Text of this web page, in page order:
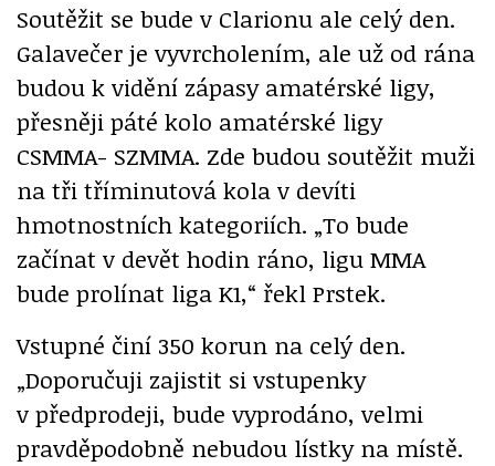
Soutěžit se bude v Clarionu ale celý den.
Galavečer je vyvrcholením, ale už od rána
budou k vidění zápasy amatérské ligy,
přesněji páté kolo amatérské ligy
CSMMA- SZMMA. Zde budou soutěžit muži
na tři tříminutová kola v devíti
hmotnostních kategoriích. „To bude
začínat v devět hodin ráno, ligu MMA
bude prolínat liga K1,“ řekl Prstek.
Vstupné činí 350 korun na celý den.
„Doporučuji zajistit si vstupenky
v předprodeji, bude vyprodáno, velmi
pravděpodobně nebudou lístky na místě.